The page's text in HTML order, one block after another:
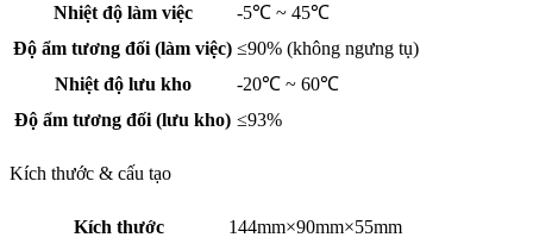
Nhiệt độ làm việc
-5℃ ~ 45℃
Độ ẩm tương đối (làm việc) ≤90% (không ngưng tụ)
Nhiệt độ lưu kho
-20℃ ~ 60℃
Độ ẩm tương đối (lưu kho) ≤93%
Kích thước & cấu tạo
Kích thước
144mm×90mm×55mm